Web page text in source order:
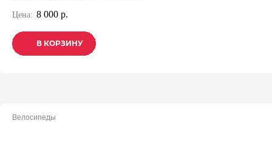
Цена: 8 000 р.
В КОРЗИНУ
В КОРЗИНУ
В КОРЗИНУ
Велосипеды